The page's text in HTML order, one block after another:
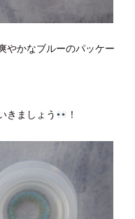
やかなブルーのパッケー
きましょう ！